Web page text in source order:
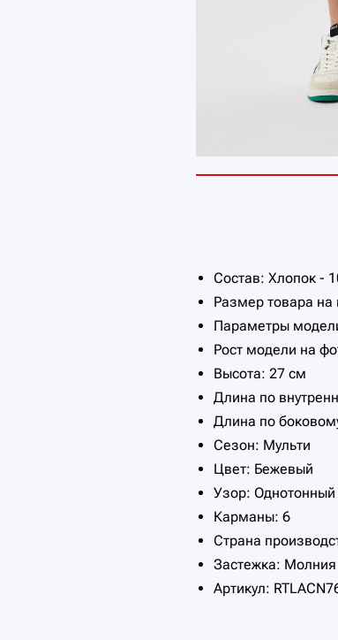
Состав: Хлопок -
Размер товара на
Параметры
Рост модели на
Высота: 27 см
Длина по
Длина по
Сезон: Мульти
Цвет: Бежевый
Узор: Однотонный
Карманы: 6
Страна
Застежка: Молния
Артикул: